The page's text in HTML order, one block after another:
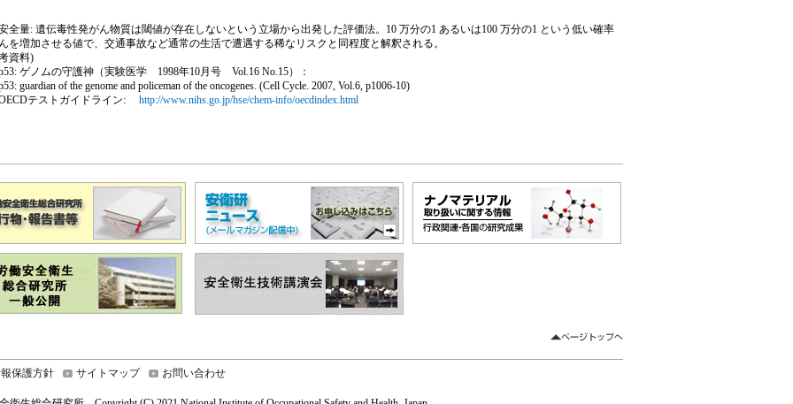
全量: 遺伝毒性発がん物質は閾値が存在しないという立場から出発した評価法。10 万分の1 あるいは100 万分の1 という低い確率
を増加させる値で、交通事故など通常の生活で遭遇する稀なリスクと同程度と解釈される。
考資料)
ゲノムの守護神（実験医学 1998年10月号 Vol.16 No.15）：
guardian of the genome and policeman of the oncogenes. (Cell Cycle. 2007, Vol.6, p1006-10)
テストガイドライン: http://www.nihs.go.jp/hse/chem-info/oecdindex.html
保護方針 サイトマップ お問い合わせ